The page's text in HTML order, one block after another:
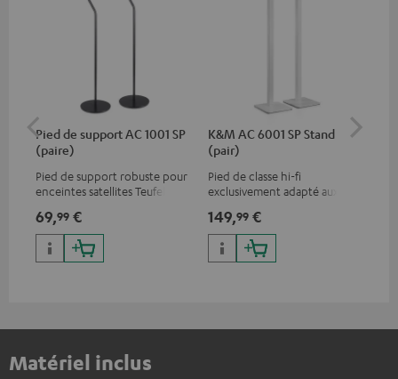
Pied de support AC 1001 SP
(paire)
Pied de support robuste pour
enceintes satellites Teufel
69,99 €
K&M AC 6001 SP Stand
(pair)
Pied de classe hi-fi
exclusivement adapté aux
et CONSONO 25 (satellites CS
25 FCR)
149,99 €
Matériel inclus